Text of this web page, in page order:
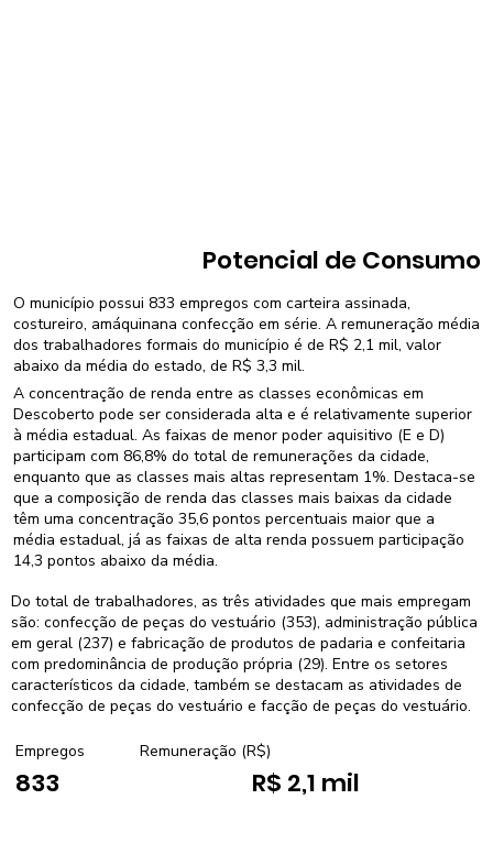
Potencial de Consumo
O município possui 833 empregos com carteira assinada,
costureiro, amáquinana confecção em série. A remuneração média
dos trabalhadores formais do município é de R$ 2,1 mil, valor
abaixo da média do estado, de R$ 3,3 mil.
A concentração de renda entre as classes econômicas em
Descoberto pode ser considerada alta e é relativamente superior
à média estadual. As faixas de menor poder aquisitivo (E e D)
participam com 86,8% do total de remunerações da cidade,
enquanto que as classes mais altas representam 1%. Destaca-se
que a composição de renda das classes mais baixas da cidade
têm uma concentração 35,6 pontos percentuais maior que a
média estadual, já as faixas de alta renda possuem participação
14,3 pontos abaixo da média.
Do total de trabalhadores, as três atividades que mais empregam
são: confecção de peças do vestuário (353), administração pública
em geral (237) e fabricação de produtos de padaria e confeitaria
com predominância de produção própria (29). Entre os setores
característicos da cidade, também se destacam as atividades de
confecção de peças do vestuário e facção de peças do vestuário.
Empregos
833
Remuneração (R$)
R$ 2,1 mil